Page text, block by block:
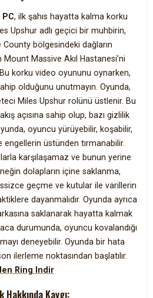
, ilk şahıs hayatta kalma korku
Upshur adlı geçici bir muhbirin,
County bölgesindeki dağların
Massive Akıl Hastanesi’ni
Bu korku video oyununu oynarken,
olduğunu unutmayın. Oyunda,
Miles Upshur rolünü üstlenir. Bu
açısına sahip olup, bazı gizlilik
oyuncu yürüyebilir, koşabilir,
engellerin üstünden tırmanabilir.
karşılaşamaz ve bunun yerine
dolapların içine saklanma,
geçme ve kutular ile varillerin
dayanmalıdır. Oyunda ayrıca
saklanarak hayatta kalmak
durumunda, oyuncu kovalandığı
deneyebilir. Oyunda bir hata
ilerleme noktasından başlatılır.
Ring Indir
Hakkında Kaygı: